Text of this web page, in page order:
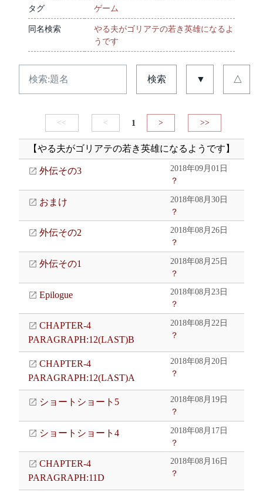
タグ ゲーム
同名検索
やる夫がゴリアテの若き英雄になるよ
うです
検索 ▼ △
<< < 1 > >>
【やる夫がゴリアテの若き英雄になるようです】
外伝その3
2018年09月01日
？
おまけ
2018年08月30日
？
外伝その2
2018年08月26日
？
外伝その1
2018年08月25日
？
Epilogue
2018年08月23日
？
CHAPTER-4
PARAGRAPH:12(LAST)B
2018年08月22日
？
CHAPTER-4
PARAGRAPH:12(LAST)A
2018年08月20日
？
ショートショート5
2018年08月19日
？
ショートショート4
2018年08月17日
？
CHAPTER-4
PARAGRAPH:11D
2018年08月16日
？